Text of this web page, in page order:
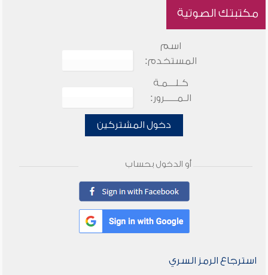
مكتبتك الصوتية
اسم
المستخدم:
كـلـــمـة
الـمـــــرور:
دخول المشتركين
أو الدخول بحساب
استرجاع الرمز السري